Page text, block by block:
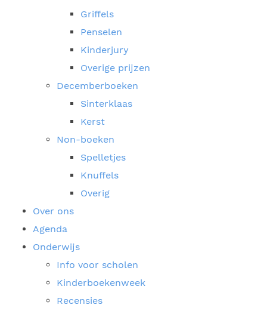
Griffels
Penselen
Kinderjury
Overige prijzen
Decemberboeken
Sinterklaas
Kerst
Non-boeken
Spelletjes
Knuffels
Overig
Over ons
Agenda
Onderwijs
Info voor scholen
Kinderboekenweek
Recensies